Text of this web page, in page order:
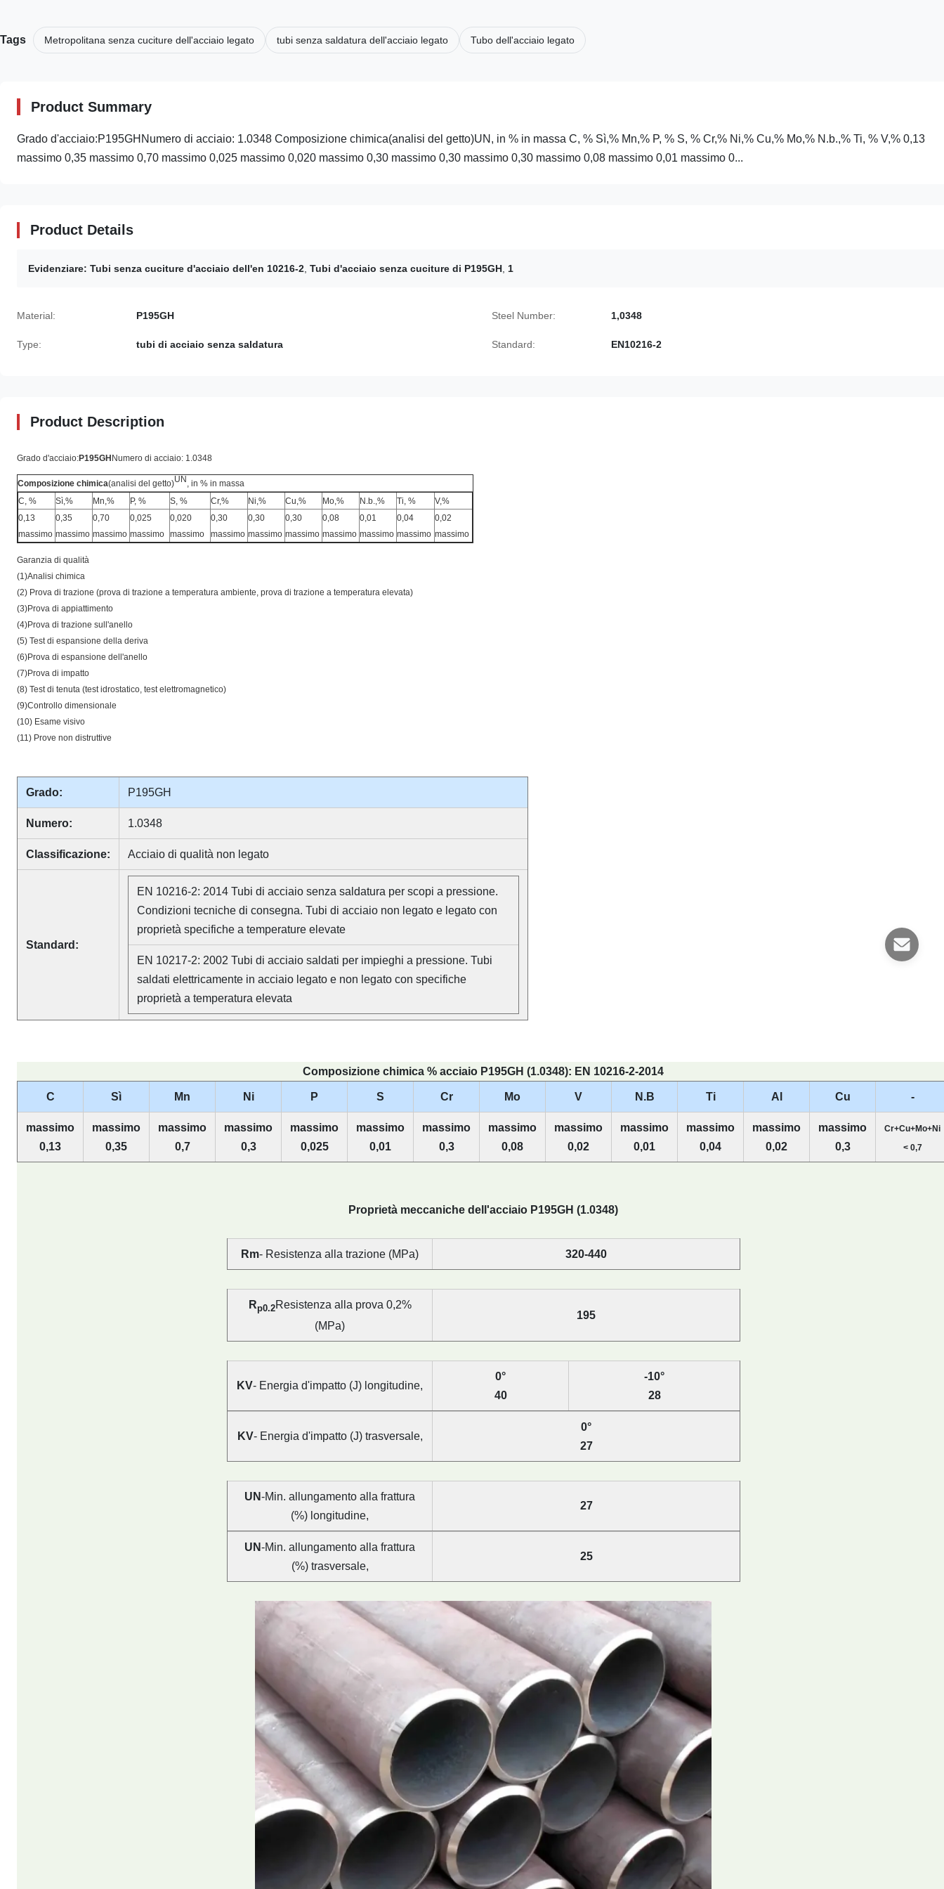
Tags Metropolitana senza cuciture dell'acciaio legato tubi senza saldatura dell'acciaio legato Tubo dell'acciaio legato
Product Summary
Grado d'acciaio:P195GHNumero di acciaio: 1.0348 Composizione chimica(analisi del getto)UN, in % in massa C, % Sì,% Mn,% P, % S, % Cr,% Ni,% Cu,% Mo,% N.b.,% Ti, % V,% 0,13
massimo 0,35 massimo 0,70 massimo 0,025 massimo 0,020 massimo 0,30 massimo 0,30 massimo 0,30 massimo 0,08 massimo 0,01 massimo 0...
Product Details
Evidenziare: Tubi senza cuciture d'acciaio dell'en 10216-2, Tubi d'acciaio senza cuciture di P195GH, 1
Material: P195GH Steel Number: 1,0348
Type: tubi di acciaio senza saldatura Standard: EN10216-2
Product Description
Grado d'acciaio:P195GH Numero di acciaio: 1.0348
Composizione chimica(analisi del getto)UN , in % in massa
C, %
Sì,% Mn,% P, % S, % Cr,% Ni,% Cu,% Mo,% N.b.,% Ti, %
V,%
0,13
massimo
0,35
massimo
0,70
massimo
0,025
massimo
0,020
massimo
0,30
massimo
0,30
massimo
0,30
massimo
0,08
massimo
0,01
massimo
0,04
massimo
0,02
massimo
Garanzia di qualità
(1)Analisi chimica
(2) Prova di trazione (prova di trazione a temperatura ambiente, prova di trazione a temperatura elevata)
(3)Prova di appiattimento
(4)Prova di trazione sull'anello
(5) Test di espansione della deriva
(6)Prova di espansione dell'anello
(7)Prova di impatto
(8) Test di tenuta (test idrostatico, test elettromagnetico)
(9)Controllo dimensionale
(10) Esame visivo
(11) Prove non distruttive
Grado: P195GH
Numero: 1.0348
Classificazione: Acciaio di qualità non legato
Standard:
EN 10216-2: 2014 Tubi di acciaio senza saldatura per scopi a pressione.
Condizioni tecniche di consegna. Tubi di acciaio non legato e legato con
proprietà specifiche a temperature elevate
EN 10217-2: 2002 Tubi di acciaio saldati per impieghi a pressione. Tubi
saldati elettricamente in acciaio legato e non legato con specifiche
proprietà a temperatura elevata
Composizione chimica % acciaio P195GH (1.0348): EN 10216-2-2014
C Sì Mn Ni P S Cr Mo V N.B Ti Al Cu -
massimo
0,13
massimo
0,35
massimo
0,7
massimo
0,3
massimo
0,025
massimo
0,01
massimo
0,3
massimo
0,08
massimo
0,02
massimo
0,01
massimo
0,04
massimo
0,02
massimo
0,3
Cr+Cu+Mo+Ni
< 0,7
Proprietà meccaniche dell'acciaio P195GH (1.0348)
Rm- Resistenza alla trazione (MPa) 320-440
Rp0.2Resistenza alla prova 0,2%
(MPa)
195
KV- Energia d'impatto (J) longitudine,
0°
40
-10°
28
KV- Energia d'impatto (J) trasversale,
0°
27
UN-Min. allungamento alla frattura
(%) longitudine,
27
UN-Min. allungamento alla frattura
(%) trasversale,
25